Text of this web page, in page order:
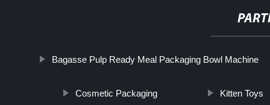
Bagasse Pulp Ready Meal Packaging Bowl Machine
Cosmetic Packaging Kitten Toys